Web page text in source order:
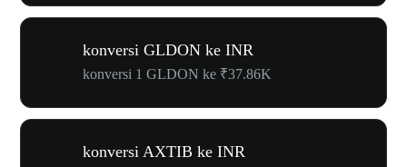
konversi GLDON ke INR
konversi 1 GLDON ke ₹37.86K
konversi AXTIB ke INR